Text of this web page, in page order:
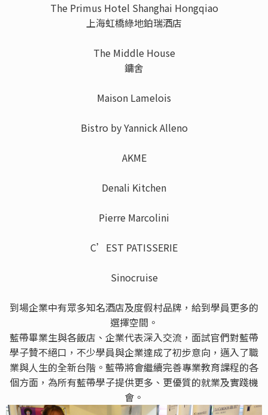
The Primus Hotel Shanghai Hongqiao
上海虹橋綠地鉑瑞酒店
The Middle House
鏞舍
Maison Lamelois
Bistro by Yannick Alleno
AKME
Denali Kitchen
Pierre Marcolini
C’EST PATISSERIE
Sinocruise
到場企業中有眾多知名酒店及度假村品牌，給到學員更多的
選擇空間。
藍帶畢業生與各飯店、企業代表深入交流，面試官們對藍帶
學子贊不絕口，不少學員與企業達成了初步意向，邁入了職
業與人生的全新台階。藍帶將會繼續完善專業教育課程的各
個方面，為所有藍帶學子提供更多、更優質的就業及實踐機
會。